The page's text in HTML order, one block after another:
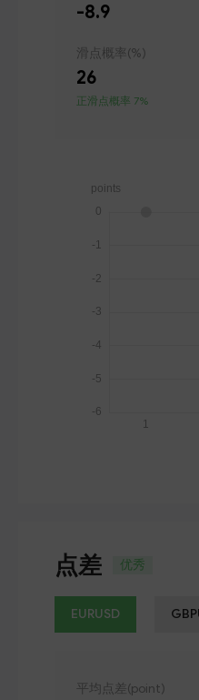
-8.9
滑点概率(%)
26
正滑点概率 7%
点差 优秀
EURUSD
平均点差(point)